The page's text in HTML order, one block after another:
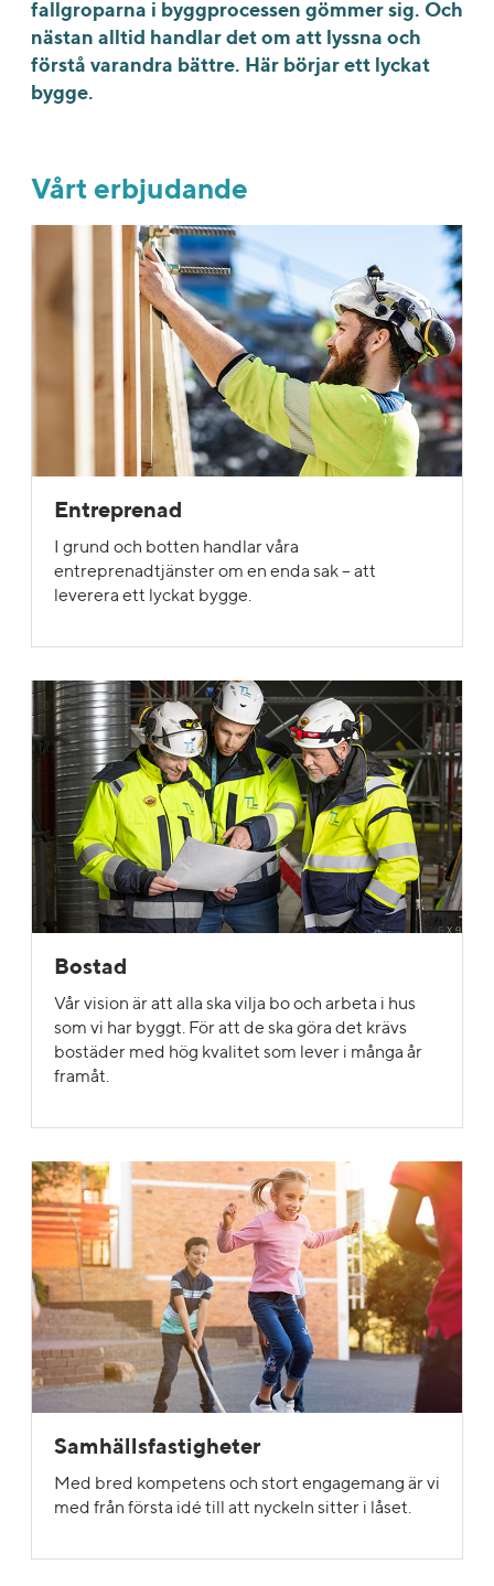
fallgroparna i byggprocessen gömmer sig. Och
nästan alltid handlar det om att lyssna och
förstå varandra bättre. Här börjar ett lyckat
bygge.
Vårt erbjudande
Entreprenad
I grund och botten handlar våra
entreprenadtjänster om en enda sak – att
leverera ett lyckat bygge.
Bostad
Vår vision är att alla ska vilja bo och arbeta i hus
som vi har byggt. För att de ska göra det krävs
bostäder med hög kvalitet som lever i många år
framåt.
Samhällsfastigheter
Med bred kompetens och stort engagemang är vi
med från första idé till att nyckeln sitter i låset.